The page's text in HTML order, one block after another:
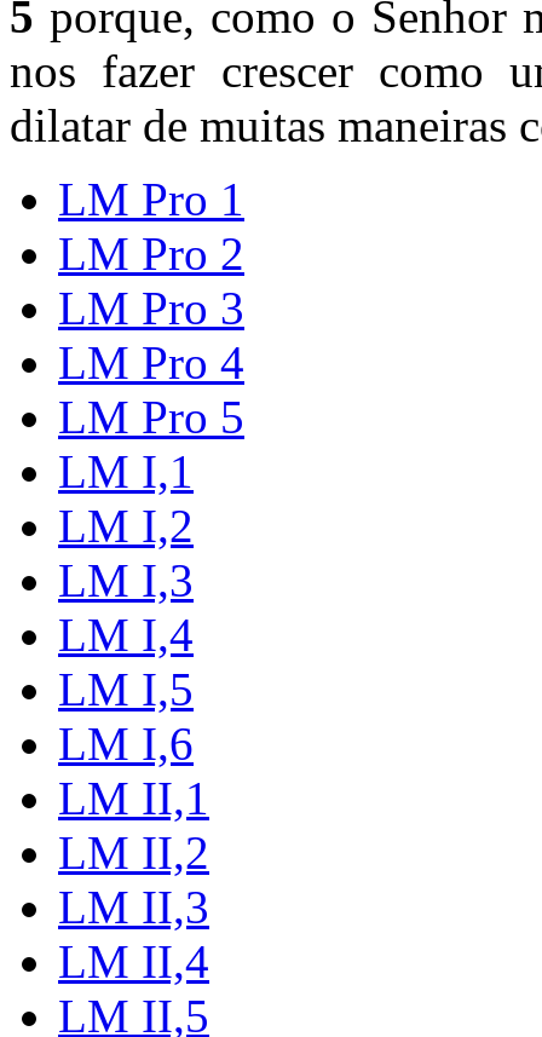
5 porque, como o Senhor
nos fazer crescer como
dilatar de muitas maneiras
LM Pro 1
LM Pro 2
LM Pro 3
LM Pro 4
LM Pro 5
LM I,1
LM I,2
LM I,3
LM I,4
LM I,5
LM I,6
LM II,1
LM II,2
LM II,3
LM II,4
LM II,5